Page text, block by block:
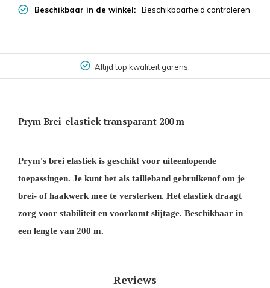
Beschikbaar in de winkel:
Beschikbaarheid controleren
Altijd top kwaliteit garens.
Prym Brei-elastiek transparant 200 m
Prym's brei elastiek is geschikt voor uiteenlopende
toepassingen. Je kunt het als tailleband gebruikenof om je
brei- of haakwerk mee te versterken. Het elastiek draagt
zorg voor stabiliteit en voorkomt slijtage. Beschikbaar in
een lengte van 200 m.
Reviews